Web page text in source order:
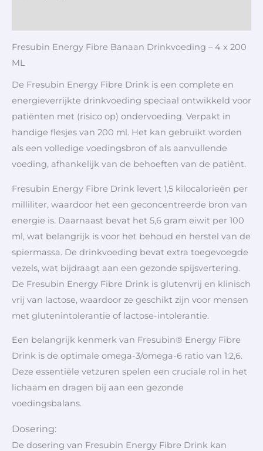
Fresubin Energy Fibre Banaan Drinkvoeding – 4 x 200
ML
De Fresubin Energy Fibre Drink is een complete en
energieverrijkte drinkvoeding speciaal ontwikkeld voor
patiënten met (risico op) ondervoeding. Verpakt in
handige flesjes van 200 ml. Het kan gebruikt worden
als een volledige voedingsbron of als aanvullende
voeding, afhankelijk van de behoeften van de patiënt.
Fresubin Energy Fibre Drink levert 1,5 kilocalorieën per
milliliter, waardoor het een geconcentreerde bron van
energie is. Daarnaast bevat het 5,6 gram eiwit per 100
ml, wat belangrijk is voor het behoud en herstel van de
spiermassa. De drinkvoeding bevat extra toegevoegde
vezels, wat bijdraagt aan een gezonde spijsvertering.
De Fresubin Energy Fibre Drink is glutenvrij en klinisch
vrij van lactose, waardoor ze geschikt zijn voor mensen
met glutenintolerantie of lactose-intolerantie.
Een belangrijk kenmerk van Fresubin® Energy Fibre
Drink is de optimale omega-3/omega-6 ratio van 1:2,6.
Deze essentiële vetzuren spelen een cruciale rol in het
lichaam en dragen bij aan een gezonde
voedingsbalans.
Dosering:
De dosering van Fresubin Energy Fibre Drink kan